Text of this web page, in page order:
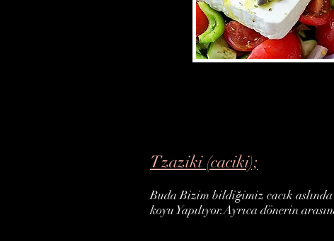
Tzaziki (caciki);
Buda Bizim bildiğimiz cacık
koyu Yapılıyor.Ayrıca dönerin